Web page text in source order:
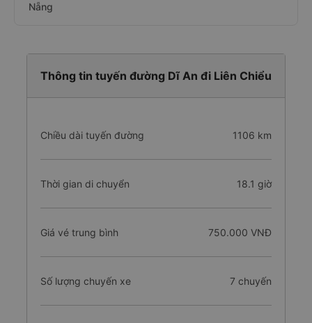
Nẵng
Thông tin tuyến đường Dĩ An đi Liên Chiểu
Chiều dài tuyến đường 1106 km
Thời gian di chuyển 18.1 giờ
Giá vé trung bình 750.000 VNĐ
Số lượng chuyến xe 7 chuyến